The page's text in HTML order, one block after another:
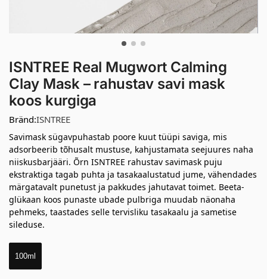
ISNTREE Real Mugwort Calming
Clay Mask – rahustav savi mask
koos kurgiga
Bränd:ISNTREE
Savimask sügavpuhastab poore kuut tüüpi saviga, mis
adsorbeerib tõhusalt mustuse, kahjustamata seejuures naha
niiskusbarjääri. Õrn ISNTREE rahustav savimask puju
ekstraktiga tagab puhta ja tasakaalustatud jume, vähendades
märgatavalt punetust ja pakkudes jahutavat toimet. Beeta-
glükaan koos punaste ubade pulbriga muudab näonaha
pehmeks, taastades selle tervisliku tasakaalu ja sametise
sileduse.
100ml